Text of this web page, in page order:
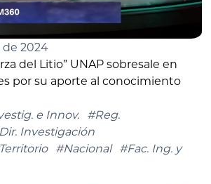
de 2024
del Litio” UNAP sobresale en
por su aporte al conocimiento
e Innov.
#Reg.
Investigación
#Nacional
#Fac. Ing. y